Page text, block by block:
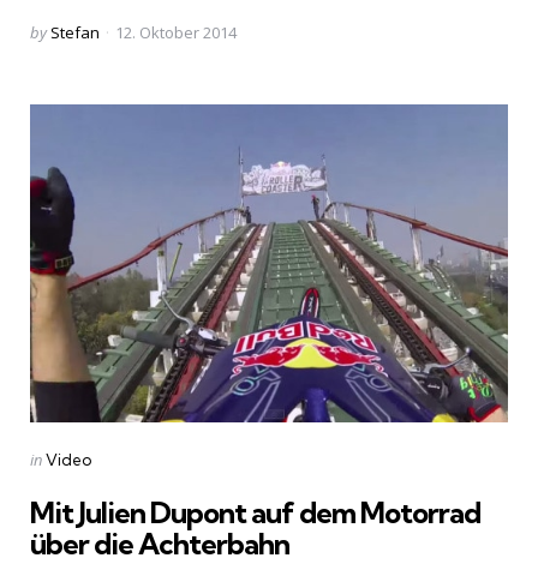
Posted
by Stefan 12. Oktober 2014
Categories
Posted
inVideo
Mit Julien Dupont auf dem Motorrad
über die Achterbahn